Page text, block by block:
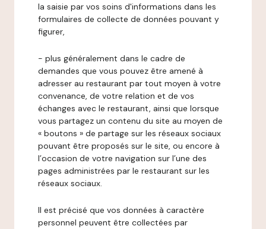
la saisie par vos soins d'informations dans les
formulaires de collecte de données pouvant y
figurer,
- plus généralement dans le cadre de
demandes que vous pouvez être amené à
adresser au restaurant par tout moyen à votre
convenance, de votre relation et de vos
échanges avec le restaurant, ainsi que lorsque
vous partagez un contenu du site au moyen de
« boutons » de partage sur les réseaux sociaux
pouvant être proposés sur le site, ou encore à
l’occasion de votre navigation sur l’une des
pages administrées par le restaurant sur les
réseaux sociaux.
Il est précisé que vos données à caractère
personnel peuvent être collectées par